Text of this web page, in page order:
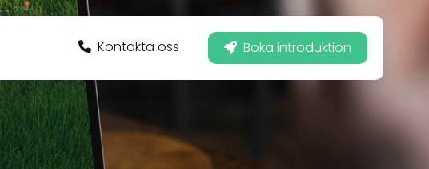
Kontakta oss Boka introduktion